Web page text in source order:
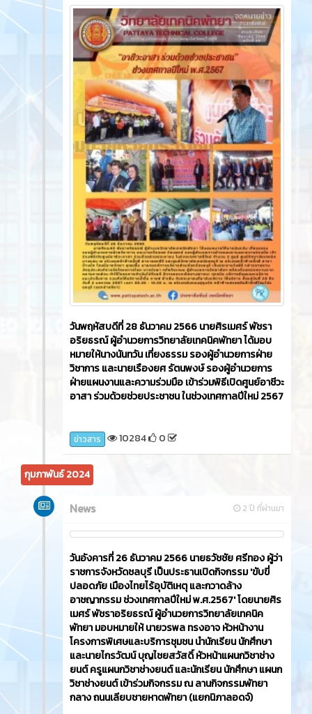
วันพฤหัสบดีที่ 28 ธันวาคม 2566 นายศิรเมศร์ พัชรา
อริยธรณ์ ผู้อำนวยการวิทยาลัยเทคนิคพัทยา ได้มอบ
หมายให้นางนันทวัน เที่ยงธรรม รองผู้อำนวยการฝ่าย
วิชาการ และนายเรืองยศ รัตนพงษ์ รองผู้อำนวยการ
ฝ่ายแผนงานและความร่วมมือ เข้าร่วมพิธีเปิดศูนย์อาชีวะ
อาสา ร่วมด้วยช่วยประชาชน ในช่วงเทศกาลปีใหม่ 2567
ข่าวสาร 10284 0
กุมภาพันธ์ 2024
2 ปี ที่ผ่านมา
News
วันอังคารที่ 26 ธันวาคม 2566​ นายธวัชชัย ศรีทอง ผู้ว่า
ราชการจังหวัดชลบุรี เป็นประธานเปิดกิจกรรม 'ขับขี่
ปลอดภัย เมืองไทยไร้อุบัติเหตุ และกวาดล้าง
อาชญากรรม ช่วงเทศกาลปีใหม่ พ.ศ.2567' โดยนายศิร
เมศร์ พัชราอริยธรณ์ ผู้อำนวยการวิทยาลัยเทคนิค
พัทยา มอบหมายให้ นายวรพล ทรงอาจ หัวหน้างาน
โครงการพิเศษและบริการชุมชน นำนักเรียน นักศึกษา
และนายไกรวัฒน์ บุญไชยสวัสดิ์ หัวหน้าแผนกวิชาช่าง
ยนต์ ครูแผนกวิชาช่างยนต์ และนักเรียน นักศึกษา แผนก
วิชาช่างยนต์ เข้าร่วมกิจกรรม ณ ลานกิจกรรมพัทยา
กลาง ถนนเลียบชายหาดพัทยา (แยกนิภาลอดจ์)